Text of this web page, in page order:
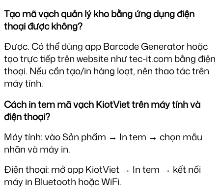
Tạo mã vạch quản lý kho bằng ứng dụng điện
thoại được không?
Được. Có thể dùng app Barcode Generator hoặc
tạo trực tiếp trên website như tec-it.com bằng điện
thoại. Nếu cần tạo/in hàng loạt, nên thao tác trên
máy tính.
Cách in tem mã vạch KiotViet trên máy tính và
điện thoại?
Máy tính: vào Sản phẩm → In tem → chọn mẫu
nhãn và máy in.
Điện thoại: mở app KiotViet → In tem → kết nối
máy in Bluetooth hoặc WiFi.